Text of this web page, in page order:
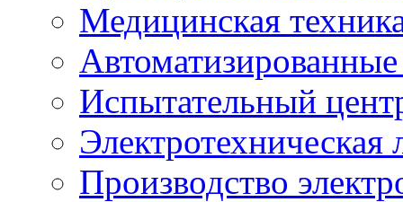
Медицинская
Испытательный
Электротехническая
Производство